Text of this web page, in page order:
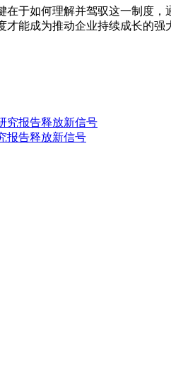
如何理解并驾驭这一制度，
能成为推动企业持续成长的强
报告释放新信号